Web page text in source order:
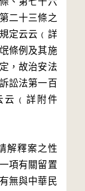
二十三條之
定云云﹙詳
條例及其施
，故治安法
訟法第一百
云﹙詳附件
解釋案之性
項有關留置
無與中華民